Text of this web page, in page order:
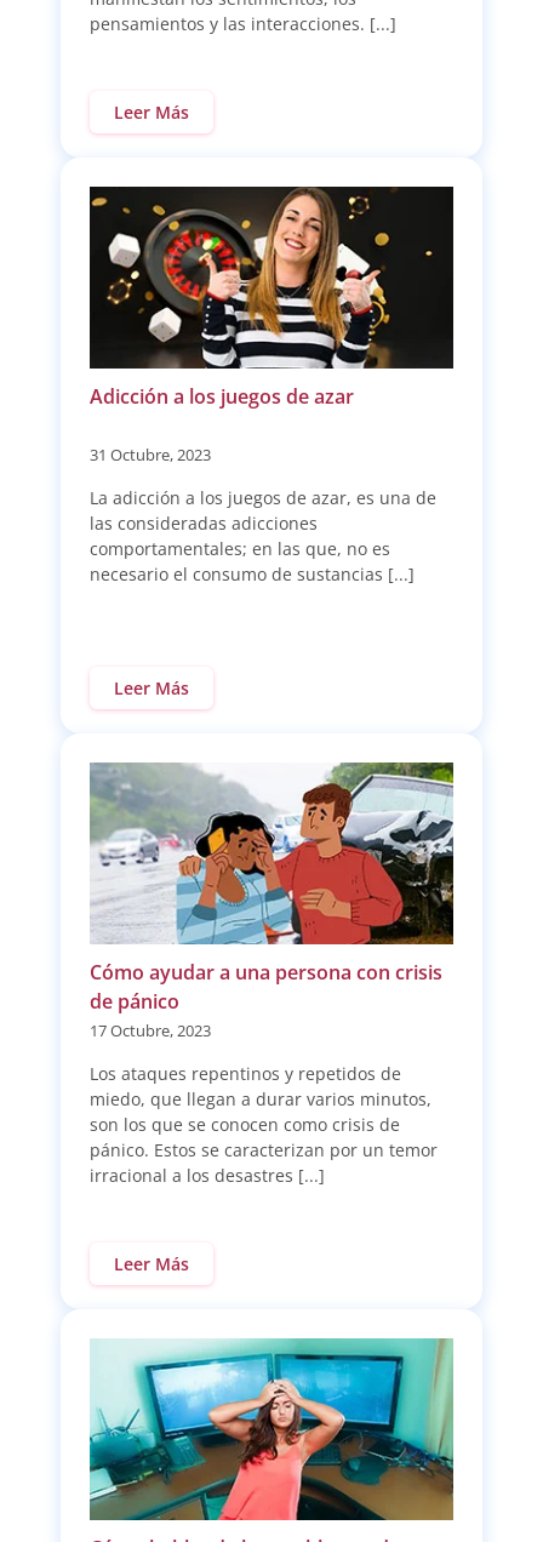
pensamientos y las interacciones. [...]
Leer Más
Adicción a los juegos de azar
31 Octubre, 2023
La adicción a los juegos de azar, es una de
las consideradas adicciones
comportamentales; en las que, no es
necesario el consumo de sustancias [...]
Leer Más
Cómo ayudar a una persona con crisis
de pánico
17 Octubre, 2023
Los ataques repentinos y repetidos de
miedo, que llegan a durar varios minutos,
son los que se conocen como crisis de
pánico. Estos se caracterizan por un temor
irracional a los desastres [...]
Leer Más